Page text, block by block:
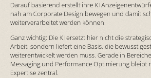
Darauf basierend erstellt ihre KI
nah am Corporate Design bewegen und damit
weiterverarbeitet werden können.
Ganz wichtig: Die KI ersetzt hier nicht die
Arbeit, sondern liefert eine Basis, die bewusst
weiterentwickelt werden muss. Gerade in
Messaging und Performance Optimierung bleibt
Expertise zentral.